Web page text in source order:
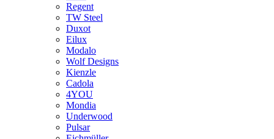
Regent
TW Steel
Duxot
Eilux
Modalo
Wolf Designs
Kienzle
Cadola
4YOU
Mondia
Underwood
Pulsar